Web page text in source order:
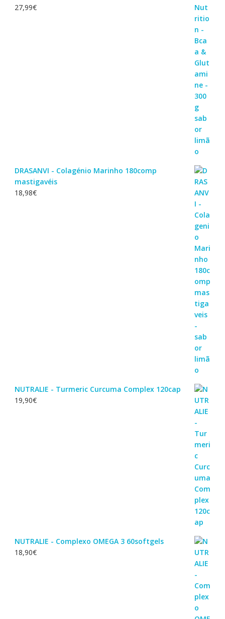
27,99€
DRASANVI - Colagénio Marinho 180comp
mastigavéis
18,98€
NUTRALIE - Turmeric Curcuma Complex 120cap
19,90€
NUTRALIE - Complexo OMEGA 3 60softgels
18,90€